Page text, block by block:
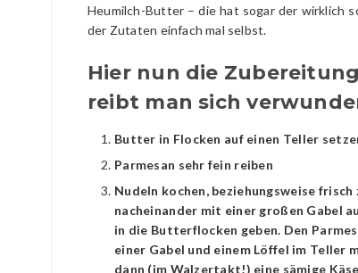
Heumilch-Butter – die hat sogar der wirklich
der Zutaten einfach mal selbst.
Hier nun die
reibt man sich
Butter in Flocken auf einen Teller
Parmesan sehr fein reiben
Nudeln kochen, beziehungsweise
nacheinander mit einer großen Gabel
in die Butterflocken geben. Den
einer Gabel und einem Löffel im Teller
dann (im Walzertakt!) eine sämige